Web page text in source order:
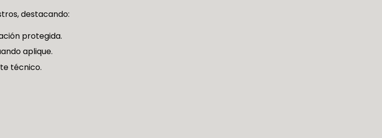
destacando:
protegida.
aplique.
técnico.